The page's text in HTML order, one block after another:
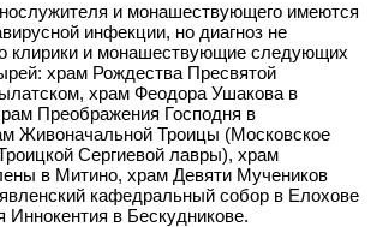
и монашествующего имеются
инфекции, но диагноз не
клирики и монашествующие следующих
храм Рождества Пресвятой
храм Феодора Ушакова в
Преображения Господня в
Живоначальной Троицы (Московское
Сергиевой лавры), храм
в Митино, храм Девяти Мучеников
кафедральный собор в Елохове
Иннокентия в Бескудникове.